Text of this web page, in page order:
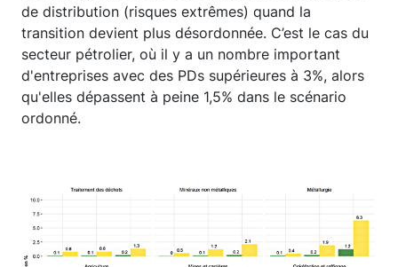
de distribution (risques extrêmes) quand la
transition devient plus désordonnée. C’est le cas du
secteur pétrolier, où il y a un nombre important
d'entreprises avec des PDs supérieures à 3%, alors
qu'elles dépassent à peine 1,5% dans le scénario
ordonné.